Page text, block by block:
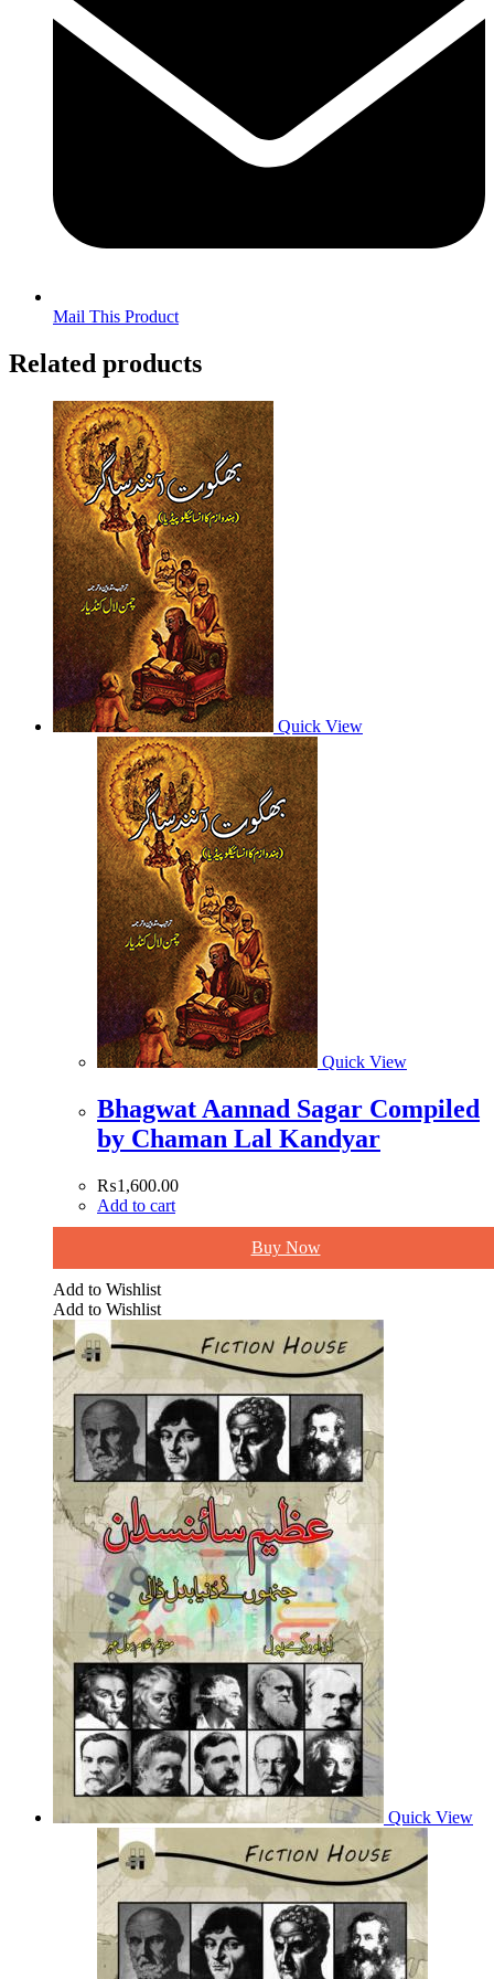
Mail This Product
Related products
Quick View
Quick View
Bhagwat Aannad Sagar Compiled
by Chaman Lal Kandyar
₨1,600.00
Add to cart
Buy Now
Add to Wishlist
Add to Wishlist
Quick View